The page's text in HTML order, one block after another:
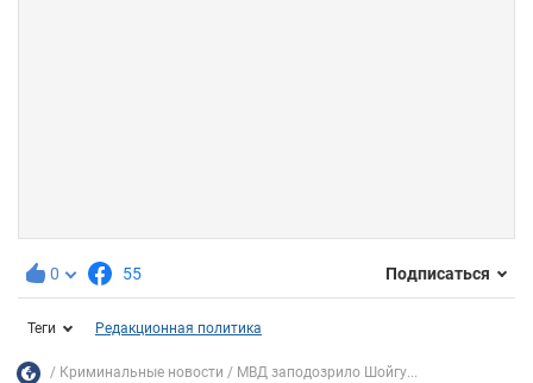
0 55 Подписаться
Теги Редакционная политика
Криминальные новости МВД заподозрило Шойгу...